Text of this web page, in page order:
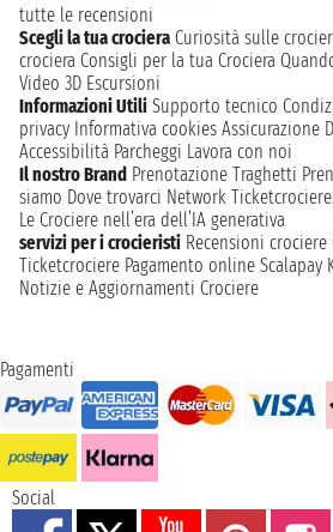
tutte le recensioni
Scegli la tua crociera Curiosità sulle
crociera Consigli per la tua Crociera
Video 3D Escursioni
Informazioni Utili Supporto tecnico
privacy Informativa cookies Assicurazione
Accessibilità Parcheggi Lavora con noi
Il nostro Brand Prenotazione Traghetti
siamo Dove trovarci Network Ticketcrociere:
Le Crociere nell’era dell’IA generativa
servizi per i crocieristi Recensioni crociere
Ticketcrociere Pagamento online Scalapay
Notizie e Aggiornamenti Crociere
Pagamenti
Social